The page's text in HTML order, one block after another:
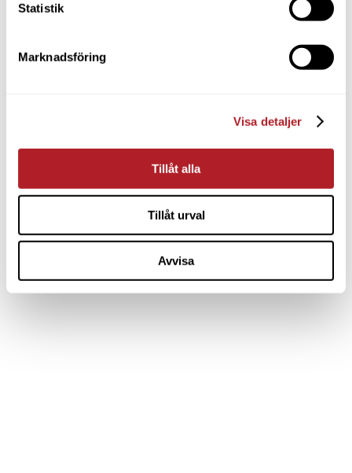
Statistik
Marknadsföring
Visa detaljer
Tillåt alla
Tillåt urval
Avvisa